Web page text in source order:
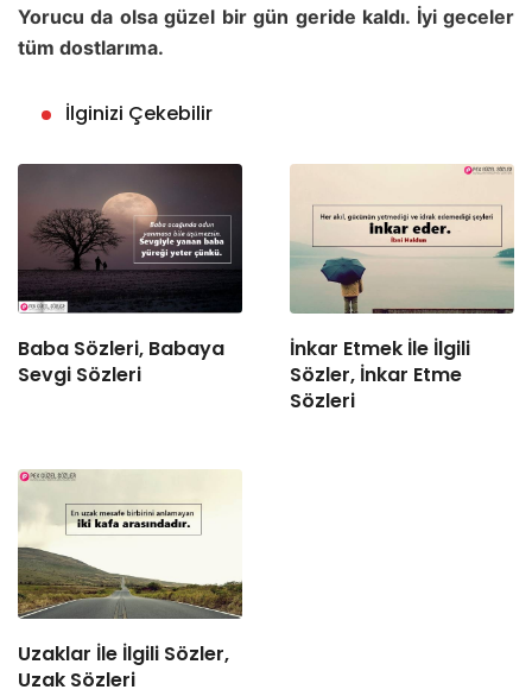
Yorucu da olsa güzel bir gün geride kaldı. İyi geceler
tüm dostlarıma.
İlginizi Çekebilir
Baba Sözleri, Babaya
Sevgi Sözleri
İnkar Etmek İle İlgili
Sözler, İnkar Etme
Sözleri
Uzaklar İle İlgili Sözler,
Uzak Sözleri